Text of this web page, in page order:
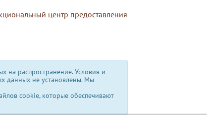
центр предоставления
на распространение. Условия и
данных не установлены. Мы
cookie, которые обеспечивают